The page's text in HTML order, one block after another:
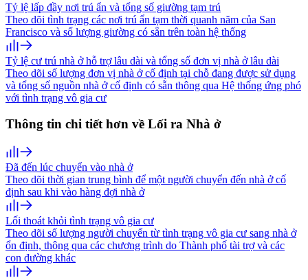
Tỷ lệ lấp đầy nơi trú ẩn và tổng số giường tạm trú
Theo dõi tình trạng các nơi trú ẩn tạm thời quanh năm của San
Francisco và số lượng giường có sẵn trên toàn hệ thống
Tỷ lệ cư trú nhà ở hỗ trợ lâu dài và tổng số đơn vị nhà ở lâu dài
Theo dõi số lượng đơn vị nhà ở cố định tại chỗ đang được sử dụng
và tổng số nguồn nhà ở cố định có sẵn thông qua Hệ thống ứng phó
với tình trạng vô gia cư
Thông tin chi tiết hơn về Lối ra Nhà ở
Đã đến lúc chuyển vào nhà ở
Theo dõi thời gian trung bình để một người chuyển đến nhà ở cố
định sau khi vào hàng đợi nhà ở
Lối thoát khỏi tình trạng vô gia cư
Theo dõi số lượng người chuyển từ tình trạng vô gia cư sang nhà ở
ổn định, thông qua các chương trình do Thành phố tài trợ và các
con đường khác